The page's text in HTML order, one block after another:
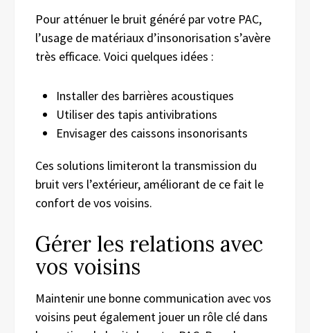
Pour atténuer le bruit généré par votre PAC,
l’usage de matériaux d’insonorisation s’avère
très efficace. Voici quelques idées :
Installer des barrières acoustiques
Utiliser des tapis antivibrations
Envisager des caissons insonorisants
Ces solutions limiteront la transmission du
bruit vers l’extérieur, améliorant de ce fait le
confort de vos voisins.
Gérer les relations avec
vos voisins
Maintenir une bonne communication avec vos
voisins peut également jouer un rôle clé dans